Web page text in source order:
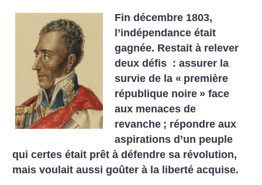
Fin décembre 1803,
l’indépendance était
gagnée. Restait à relever
deux défis : assurer la
survie de la « première
république noire » face
aux menaces de
revanche ; répondre aux
aspirations d’un peuple
qui certes était prêt à défendre sa révolution,
mais voulait aussi goûter à la liberté acquise.